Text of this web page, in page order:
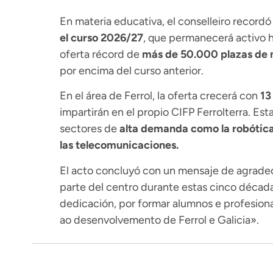
En materia educativa, el conselleiro
el curso 2026/27, que permanecerá activo
oferta récord de más de 50.000 plazas de
por encima del curso anterior.
En el área de Ferrol, la oferta crecerá con
impartirán en el propio CIFP Ferrolterra.
sectores dealta demanda como la
las telecomunicaciones.
El acto concluyó con un mensaje de
parte del centro durante estas cinco
dedicación, por formar alumnos e
ao desenvolvemento de Ferrol e Galicia».